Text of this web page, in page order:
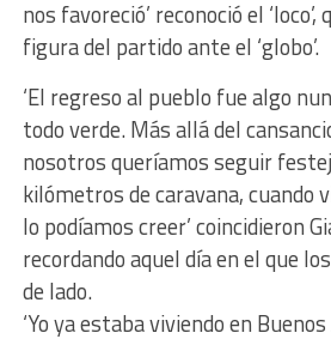
nos favoreció’ reconoció el
figura del partido ante el ‘globo’.
‘El regreso al pueblo fue algo
todo verde. Más allá del
nosotros queríamos seguir
kilómetros de caravana, cuando
lo podíamos creer’ coincidieron
recordando aquel día en el que
de lado.
‘Yo ya estaba viviendo en